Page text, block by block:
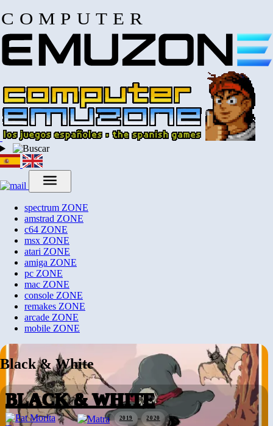
COMPUTER
spectrum ZONE
amstrad ZONE
c64 ZONE
msx ZONE
atari ZONE
amiga ZONE
pc ZONE
mac ZONE
console ZONE
remakes ZONE
arcade ZONE
mobile ZONE
Black & White
BLACK & WHITE
2019 – 2020